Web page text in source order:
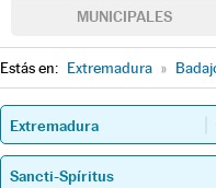
MUNICIPALES
Estás en: Extremadura »